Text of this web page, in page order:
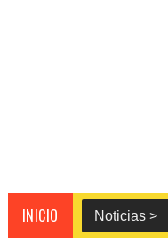
INICIO